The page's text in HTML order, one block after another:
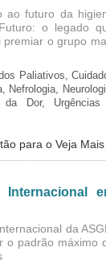
ao futuro da
o legado
premiar o grupo
Paliativos,
Nefrologia,
da Dor,
Internacional
da
o padrão máximo